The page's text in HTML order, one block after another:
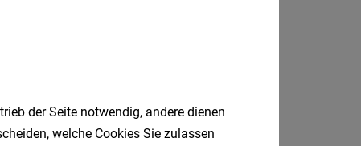
der Seite notwendig, andere dienen
welche Cookies Sie zulassen